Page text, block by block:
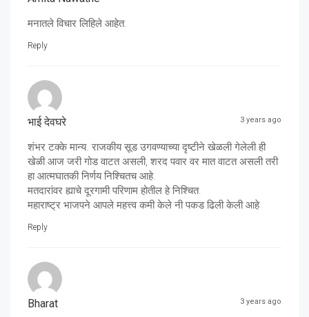
मनातले विचार लिहिले आहेत.
Reply
भाई देवघरे 3 years ago
शंभर टक्के मान्य. राजकीय सूड उगवण्याच्या दृष्टीने खेळली गेलेली ही
खेळी आज जरी गोड वाटत असली, शरद पवार वर मात वाटत असली तरी
हा आत्मघातकी निर्णय निश्चितच आहे.
मतदारांवर ह्याचे दूरगामी परिणाम होतील हे निश्चित.
महाराष्ट्र भाजपने आपले महत्त्व कमी केले नी पकड ढिली केली आहे
Reply
Bharat 3 years ago